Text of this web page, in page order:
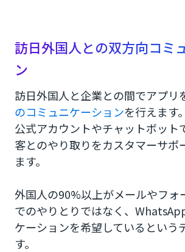
訪日外国人との双方向コミ
ン
訪日外国人と企業との間でアプリ
のコミュニケーションを行えます
公式アカウントやチャットボット
客とのやり取りをカスタマーサポ
ます。
外国人の90%以上がメールやフォ
でのやりとりではなく、
ケーションを希望しているという
す。